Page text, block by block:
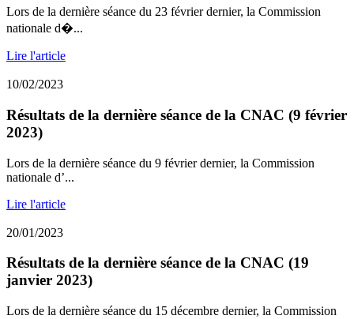
Lors de la dernière séance du 23 février dernier, la Commission
nationale d�...
Lire l'article
10/02/2023
Résultats de la dernière séance de la CNAC (9 février
2023)
Lors de la dernière séance du 9 février dernier, la Commission
nationale d’...
Lire l'article
20/01/2023
Résultats de la dernière séance de la CNAC (19
janvier 2023)
Lors de la dernière séance du 15 décembre dernier, la Commission